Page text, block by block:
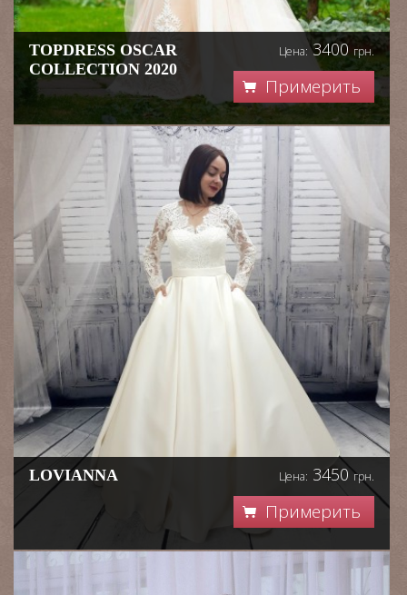
TOPDRESS OSCAR
COLLECTION 2020
Цена:3400 грн.
Примерить
LOVIANNA Цена: 3450грн.
Примерить